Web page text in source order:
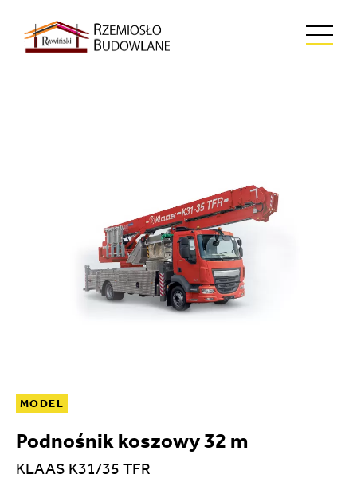
MODEL
Podnośnik koszowy 32 m
KLAAS K31/35 TFR